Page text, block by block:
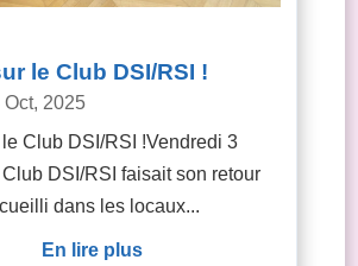
le Club DSI/RSI !
Oct, 2025
Club DSI/RSI !Vendredi 3
DSI/RSI faisait son retour
dans les locaux...